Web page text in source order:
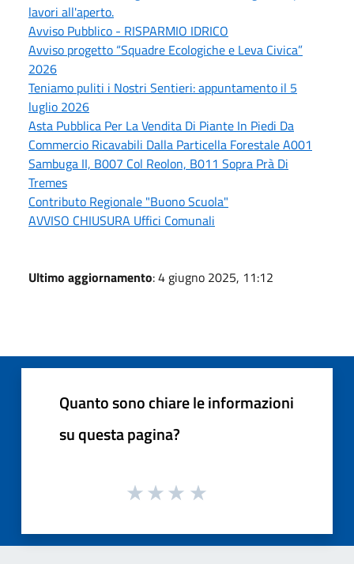
lavori all'aperto.
Avviso Pubblico - RISPARMIO IDRICO
Avviso progetto “Squadre Ecologiche e Leva Civica”
2026
Teniamo puliti i Nostri Sentieri: appuntamento il 5
luglio 2026
Asta Pubblica Per La Vendita Di Piante In Piedi Da
Commercio Ricavabili Dalla Particella Forestale A001
Sambuga II, B007 Col Reolon, B011 Sopra Prà Di
Tremes
Contributo Regionale "Buono Scuola"
AVVISO CHIUSURA Uffici Comunali
Ultimo aggiornamento: 4 giugno 2025, 11:12
Quanto sono chiare le informazioni
su questa pagina?